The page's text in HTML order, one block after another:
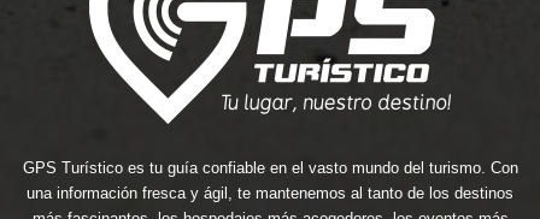
GPS Turístico es tu guía confiable en el vasto mundo del turismo. Con
una información fresca y ágil, te mantenemos al tanto de los destinos